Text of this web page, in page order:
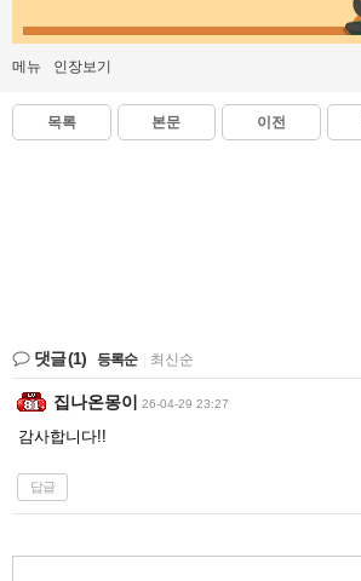
메뉴 인장보기
목록 본문 이전
댓글(1) 등록순 최신순
집나온몽이 26-04-29 23:27
감사합니다!!
답글